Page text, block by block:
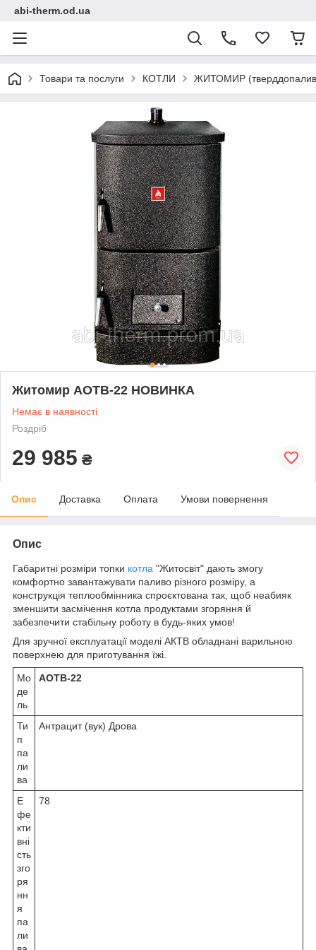
abi-therm.od.ua
Товари та послуги КОТЛИ ЖИТОМИР
Житомир АОТВ-22 НОВИНКА
Немає в наявності
Роздріб
29 985 ₴
Опис Доставка Оплата Умови повернення
Опис
Габаритні розміри топки котла "Житосвіт" дають змогу
комфортно завантажувати паливо різного розміру, а
конструкція теплообмінника спроєктована так, щоб неабияк
зменшити засмічення котла продуктами згоряння й
забезпечити стабільну роботу в будь-яких умов!
Для зручної експлуатації моделі АКТВ обладнані варильною
поверхнею для приготування їжі.
Мо
де
ль
АОТВ-22
Ти
п
па
ли
ва
Антрацит (вук) Дрова
Е
фе
кти
вні
сть
зго
ря
нн
я
па
ли
78